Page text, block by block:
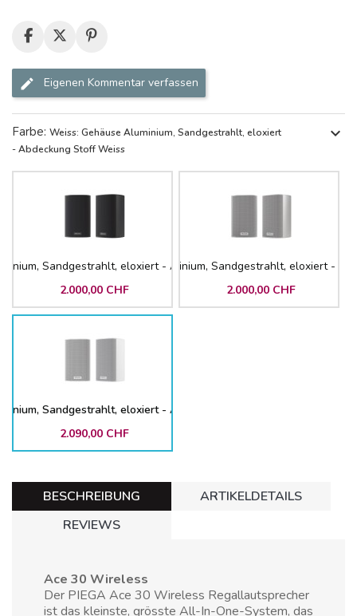
Eigenen Kommentar verfassen
Farbe: Weiss: Gehäuse Aluminium, Sandgestrahlt, eloxiert
- Abdeckung Stoff Weiss
expand_more
Sandgestrahlt, eloxiert - Abdeckung Stoff Schwarz
2.000,00 CHF
Silber: Gehäuse Aluminium, Sandgestrahlt, eloxiert -
2.000,00 CHF
Sandgestrahlt, eloxiert - Abdeckung Stoff Weiss
2.090,00 CHF
BESCHREIBUNG
ARTIKELDETAILS
REVIEWS
Ace 30 Wireless
Der PIEGA Ace 30 Wireless Regallautsprecher
ist das kleinste, grösste All-In-One-System, das